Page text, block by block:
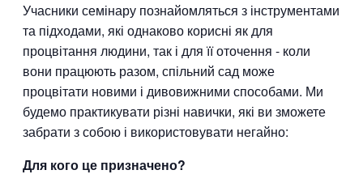
Учасники семінару познайомляться з інструментами
та підходами, які однаково корисні як для
процвітання людини, так і для її оточення - коли
вони працюють разом, спільний сад може
процвітати новими і дивовижними способами. Ми
будемо практикувати різні навички, які ви зможете
забрати з собою і використовувати негайно:
Для кого це призначено?